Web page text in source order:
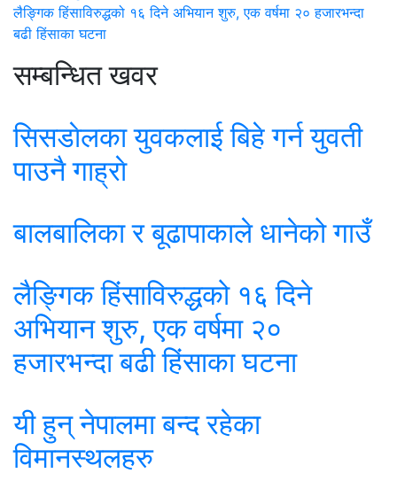
लैङ्गिक हिंसाविरुद्धको १६ दिने अभियान शुरु, एक वर्षमा २० हजारभन्दा
बढी हिंसाका घटना
सम्बन्धित खवर
सिसडाेलका युवकलाई बिहे गर्न युवती
पाउनै गाह्राे
बालबालिका र बूढापाकाले धानेको गाउँ
लैङ्गिक हिंसाविरुद्धको १६ दिने
अभियान शुरु, एक वर्षमा २०
हजारभन्दा बढी हिंसाका घटना
यी हुन् नेपालमा बन्द रहेका
विमानस्थलहरु